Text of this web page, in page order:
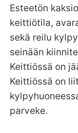
Esteetön
keittiötila,
sekä reilu
seinään
Keittiössä on
Keittiössä on
parveke.